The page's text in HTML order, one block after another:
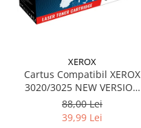
XEROX
Cartus Compatibil XEROX
3020/3025 NEW VERSION
(1500 pag)
88,00 Lei
39,99 Lei